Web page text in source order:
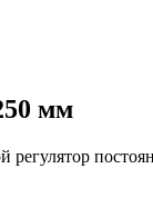
мм
регулятор